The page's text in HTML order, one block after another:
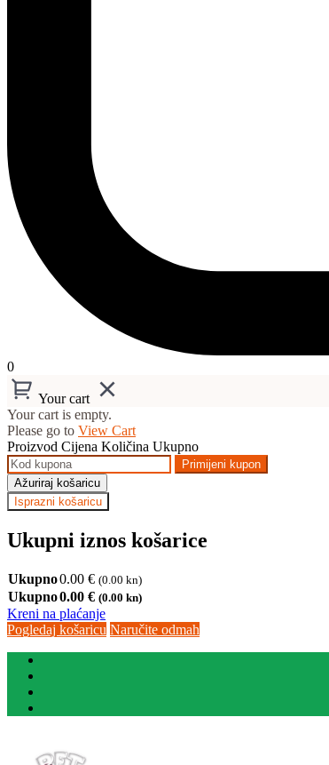
0
Your cart
Your cart is empty.
Please go to View Cart
Proizvod Cijena Količina Ukupno
Primijeni kupon
Ažuriraj košaricu
Isprazni košaricu
Ukupni iznos košarice
Ukupno0.00 € (0.00 kn)
Ukupno0.00 € (0.00 kn)
Kreni na plaćanje
Pogledaj košaricu Naručite odmah